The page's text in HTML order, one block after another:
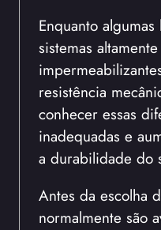
Enquanto
sistemas
resistência
conhecer essas
inadequadas e
a durabilidade do
Antes da escolha
normalmente são